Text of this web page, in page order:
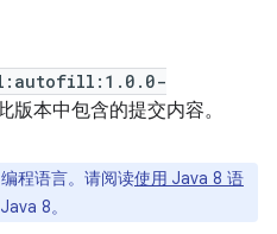
版本中包含的提交内容。
程语言。请阅读使用 Java 8 语
8。